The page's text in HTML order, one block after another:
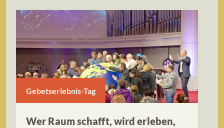
Gebetserlebnis-Tag
Wer Raum schafft, wird erleben,